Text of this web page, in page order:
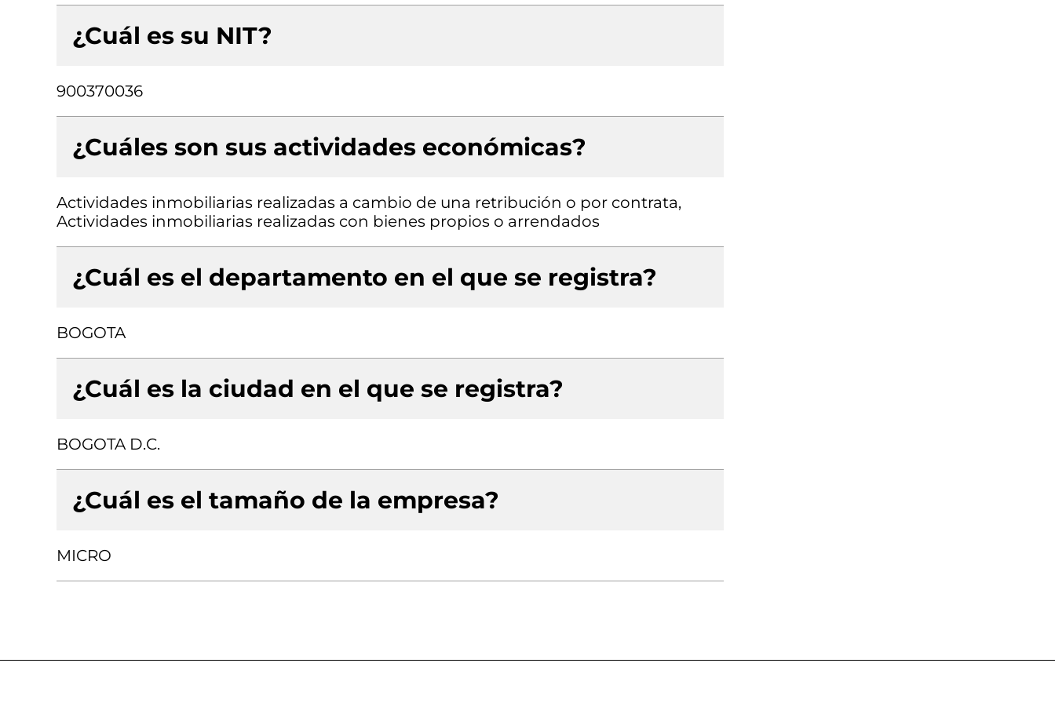
¿Cuál es su NIT?
900370036
¿Cuáles son sus actividades económicas?
Actividades inmobiliarias realizadas a cambio de una retribución o por contrata,
Actividades inmobiliarias realizadas con bienes propios o arrendados
¿Cuál es el departamento en el que se registra?
BOGOTA
¿Cuál es la ciudad en el que se registra?
BOGOTA D.C.
¿Cuál es el tamaño de la empresa?
MICRO